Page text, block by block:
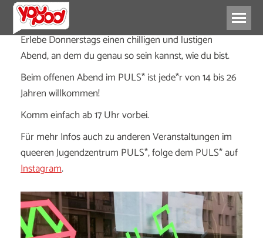
Erlebe Donnerstags einen chilligen und lustigen
Abend, an dem du genau so sein kannst, wie du bist.
Beim offenen Abend im PULS* ist jede*r von 14 bis 26
Jahren willkommen!
Komm einfach ab 17 Uhr vorbei.
Für mehr Infos auch zu anderen Veranstaltungen im
queeren Jugendzentrum PULS*, folge dem PULS* auf
Instagram.